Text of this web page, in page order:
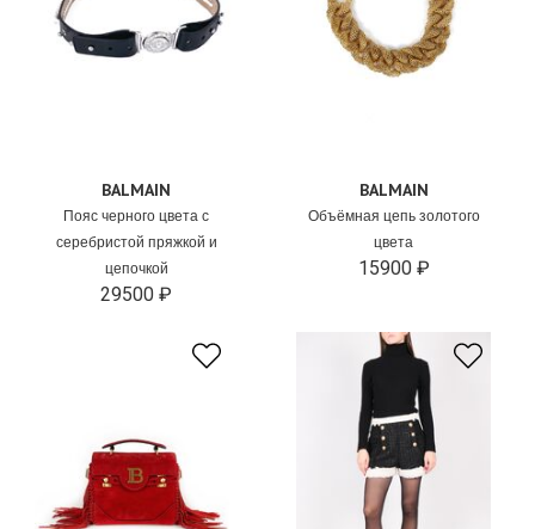
BALMAIN
Пояс черного цвета с
серебристой пряжкой и
цепочкой
29500 ₽
BALMAIN
Объёмная цепь золотого
цвета
15900 ₽